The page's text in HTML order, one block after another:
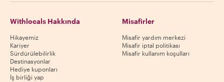
Withlocals Hakkında
Hikayemiz
Kariyer
Sürdürülebilirlik
Destinasyonlar
Hediye kuponları
İş birliği yap
Misafirler
Misafir yardım merkezi
Misafir iptal politikası
Misafir kullanım koşulları